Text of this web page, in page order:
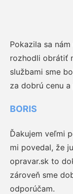
Pokazila sa
rozhodli obrátiť
službami sme
za dobrú cenu
BORIS
Ďakujem veľmi
mi povedal, že
opravar.sk to
zároveň sme
odporúčam.